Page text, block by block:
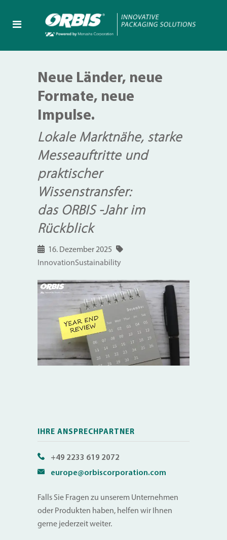
Neue Länder, neue
Formate, neue
Impulse.
Lokale Marktnähe, starke
Messeauftritte und
praktischer
Wissenstransfer:
das ORBIS -Jahr im
Rückblick
16. Dezember 2025
InnovationSustainability
IHRE ANSPRECHPARTNER
+49 2233 619 2072
europe@orbiscorporation.com
Falls Sie Fragen zu unserem Unternehmen
oder Produkten haben, helfen wir Ihnen
gerne jederzeit weiter.